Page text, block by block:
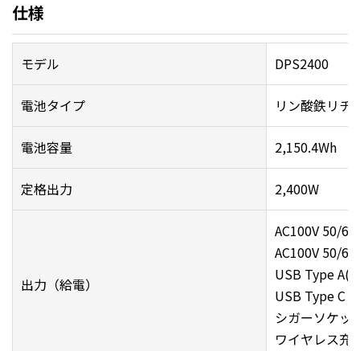
仕様
モデル DPS2400
電池タイプ リン酸鉄リチ
電池容量 2,150.4Wh
定格出力 2,400W
出力（給電）
AC100V 50/
AC100V 50/
USB Type A(
USB Type C
シガーソケッ
ワイヤレス